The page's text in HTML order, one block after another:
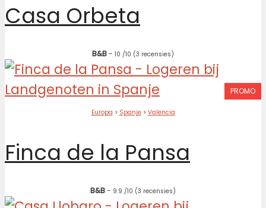
Casa Orbeta
B&B- 10 /10 (3 recensies)
PROMO
Europa > Spanje> Valencia
Finca de la Pansa
B&B- 9.9 /10 (3 recensies)